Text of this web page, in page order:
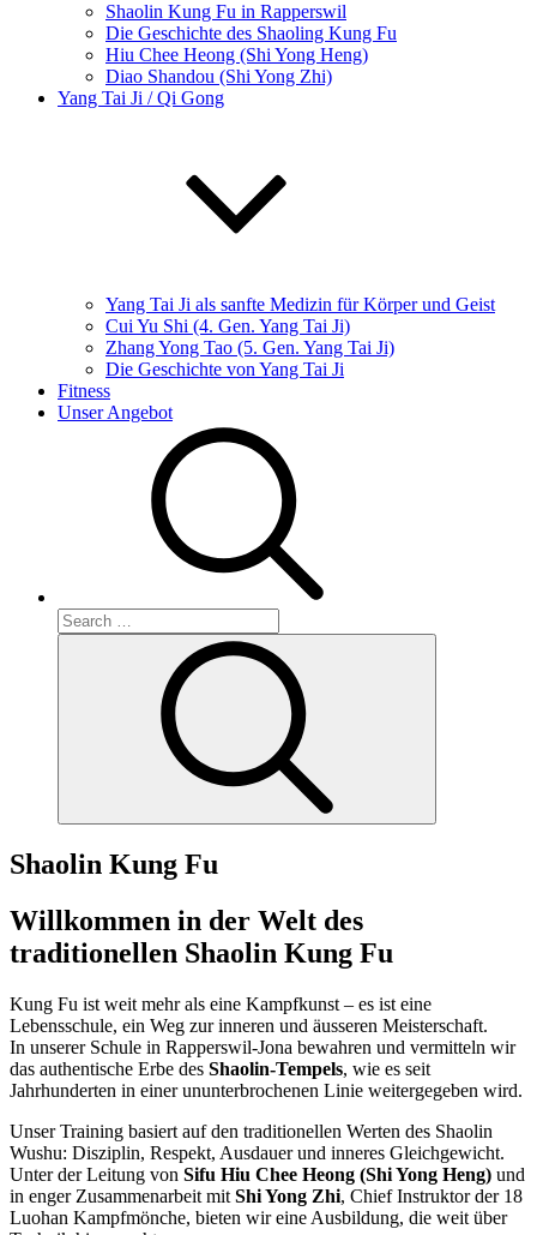
Shaolin Kung Fu in Rapperswil
Die Geschichte des Shaoling Kung Fu
Hiu Chee Heong (Shi Yong Heng)
Diao Shandou (Shi Yong Zhi)
Yang Tai Ji / Qi Gong
Yang Tai Ji als sanfte Medizin für Körper und Geist
Cui Yu Shi (4. Gen. Yang Tai Ji)
Zhang Yong Tao (5. Gen. Yang Tai Ji)
Die Geschichte von Yang Tai Ji
Fitness
Unser Angebot
Search
for:
Shaolin Kung Fu
Willkommen in der Welt des
traditionellen Shaolin Kung Fu
Kung Fu ist weit mehr als eine Kampfkunst – es ist eine
Lebensschule, ein Weg zur inneren und äusseren Meisterschaft.
In unserer Schule in Rapperswil-Jona bewahren und vermitteln wir
das authentische Erbe des Shaolin-Tempels, wie es seit
Jahrhunderten in einer ununterbrochenen Linie weitergegeben wird.
Unser Training basiert auf den traditionellen Werten des Shaolin
Wushu: Disziplin, Respekt, Ausdauer und inneres Gleichgewicht.
Unter der Leitung von Sifu Hiu Chee Heong (Shi Yong Heng) und
in enger Zusammenarbeit mit Shi Yong Zhi, Chief Instruktor der 18
Luohan Kampfmönche, bieten wir eine Ausbildung, die weit über